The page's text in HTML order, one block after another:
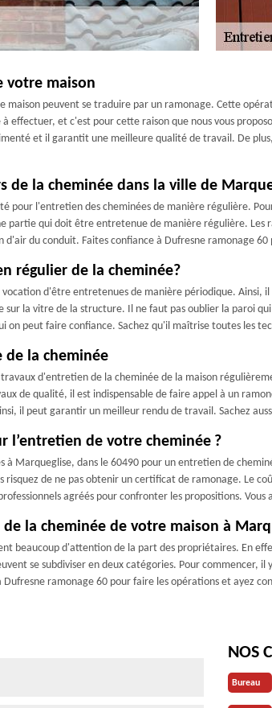
votre maison
peuvent se traduire par un ramonage. Cette
effectuer, et c'est pour cette raison que nous vous
et il garantit une meilleure qualité de travail. De
de la cheminée dans la ville de
pour l'entretien des cheminées de manière régulière.
partie qui doit être entretenue de manière régulière.
du conduit. Faites confiance à Dufresne ramonage
régulier de la cheminée?
d'être entretenues de manière périodique. Ainsi,
la vitre de la structure. Il ne faut pas oublier la paroi
on peut faire confiance. Sachez qu'il maîtrise toutes les
de la cheminée
d'entretien de la cheminée de la maison
de qualité, il est indispensable de faire appel à un
il peut garantir un meilleur rendu de travail. Sachez
l’entretien de votre cheminée ?
à Marqueglise, dans le 60490 pour un entretien de
risquez de ne pas obtenir un certificat de ramonage. Le
agréés pour confronter les propositions.
la cheminée de votre maison à
beaucoup d'attention de la part des propriétaires. En
se subdiviser en deux catégories. Pour commencer,
ramonage 60 pour faire les opérations et ayez
NOS
Bureau